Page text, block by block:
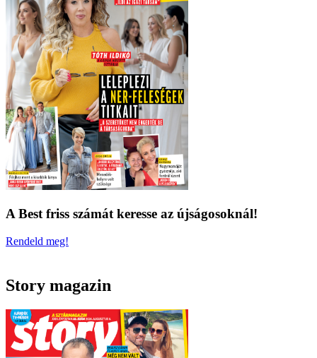
A Best friss számát keresse az újságosoknál!
Rendeld meg!
Story magazin